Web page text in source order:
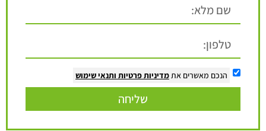
הנכם מאשרים את מדיניות פרטיות ותנאי שימוש
שליחה